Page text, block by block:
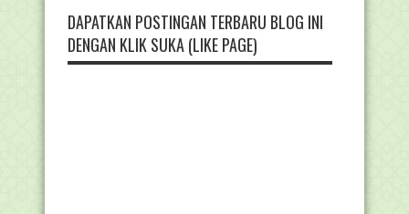
DAPATKAN POSTINGAN TERBARU BLOG INI
DENGAN KLIK SUKA (LIKE PAGE)